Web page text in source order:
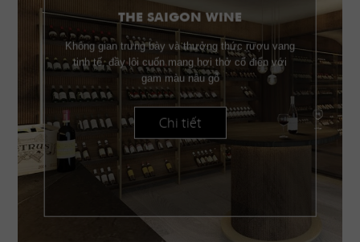
THE SAIGON WINE
Không gian trưng bày và thưởng thức rượu vang
tinh tế, đầy lôi cuốn mang hơi thở cổ điển với
gam màu nâu gỗ
Chi tiết